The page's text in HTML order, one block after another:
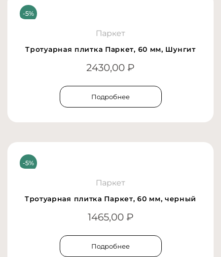
Паркет
Тротуарная плитка Паркет, 60 мм, Шунгит
2430,00 ₽
Подробнее
Паркет
Тротуарная плитка Паркет, 60 мм, черный
1465,00 ₽
Подробнее